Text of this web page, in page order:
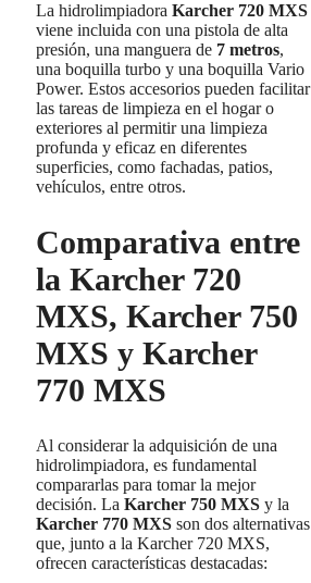
La hidrolimpiadora Karcher 720 MXS
viene incluida con una pistola de alta
presión, una manguera de 7 metros,
una boquilla turbo y una boquilla Vario
Power. Estos accesorios pueden facilitar
las tareas de limpieza en el hogar o
exteriores al permitir una limpieza
profunda y eficaz en diferentes
superficies, como fachadas, patios,
vehículos, entre otros.
Comparativa entre
la Karcher 720
MXS, Karcher 750
MXS y Karcher
770 MXS
Al considerar la adquisición de una
hidrolimpiadora, es fundamental
compararlas para tomar la mejor
decisión. La Karcher 750 MXS y la
Karcher 770 MXS son dos alternativas
que, junto a la Karcher 720 MXS,
ofrecen características destacadas: